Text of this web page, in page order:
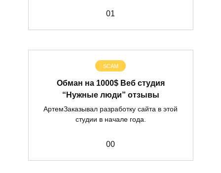
01
SCAM
Обман на 1000$ Веб студия
“Нужные люди” отзывы
АртемЗаказывал разработку сайта в этой
студии в начале года.
00